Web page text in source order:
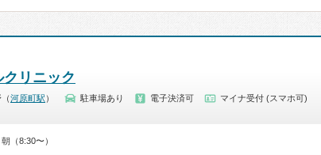
リニック
河原町駅 ） 駐車場あり 電子決済可
マイナ受付 (スマホ可)
朝（8:30〜）